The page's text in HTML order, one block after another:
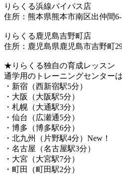
りらくる浜線バイパス店
住所：熊本県熊本市南区出仲間6-
りらくる鹿児島吉野町店
住所：鹿児島県鹿児島市吉野町
★りらくる独自の育成レッスン
通学用のトレーニングセンター
・新宿（西新宿駅5分）
・大阪（大阪駅5分）
・札幌（大通駅3分）
・仙台（広瀬通5分）
・博多（博多駅6分）
・北九州（片野駅4分）New！
・名古屋（名古屋駅3分）
・大宮（大宮駅7分）
・町田（町田駅2分）